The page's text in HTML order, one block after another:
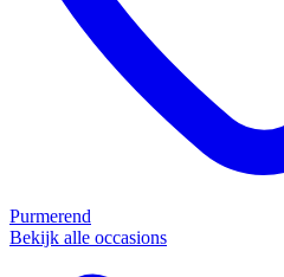
Purmerend
Bekijk alle occasions